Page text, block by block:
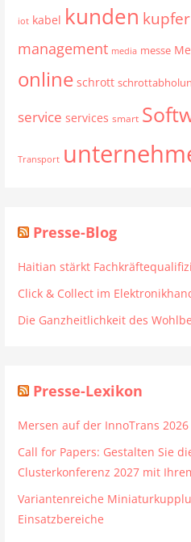
iot kabel kunden kupfer
management media messe
online schrott
service services smart
Transport
Presse-Blog
Haitian stärkt
Click & Collect im
Die Ganzheitlichkeit des
Presse-Lexikon
Mersen auf der InnoTrans 2026
Call for Papers: Gestalten Sie
Clusterkonferenz 2027 mit
Variantenreiche
Einsatzbereiche